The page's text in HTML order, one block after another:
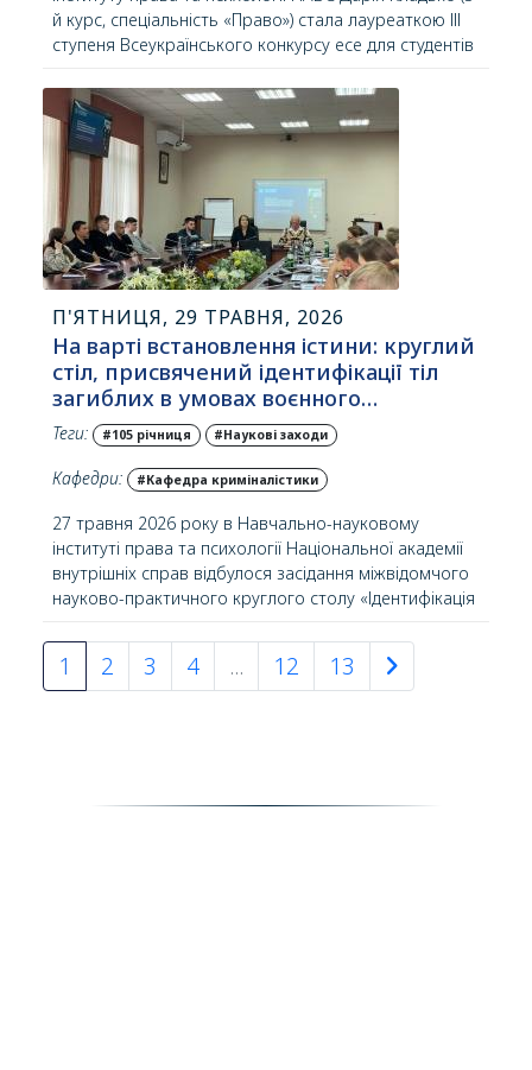
й курс, спеціальність «Право») стала лауреаткою ІІІ
ступеня Всеукраїнського конкурсу есе для студентів
П'ЯТНИЦЯ, 29 ТРАВНЯ, 2026
На варті встановлення істини: круглий
стіл, присвячений ідентифікації тіл
загиблих в умовах воєнного…
Теги: #105 річниця #Наукові заходи
Кафедри: #Кафедра криміналістики
27 травня 2026 року в Навчально-науковому
інституті права та психології Національної академії
внутрішніх справ відбулося засідання міжвідомчого
науково-практичного круглого столу «Ідентифікація
злочинів (криміналістичний та судово-медичний
аспекти)».
1 2 3 4 ... 12 13